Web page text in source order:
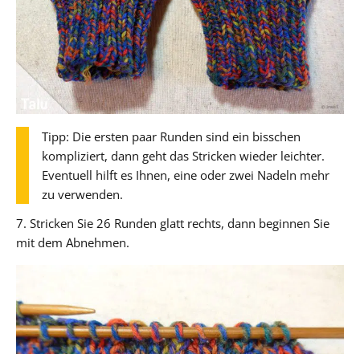
Tipp: Die ersten paar Runden sind ein bisschen
kompliziert, dann geht das Stricken wieder leichter.
Eventuell hilft es Ihnen, eine oder zwei Nadeln mehr
zu verwenden.
7. Stricken Sie 26 Runden glatt rechts, dann beginnen Sie
mit dem Abnehmen.